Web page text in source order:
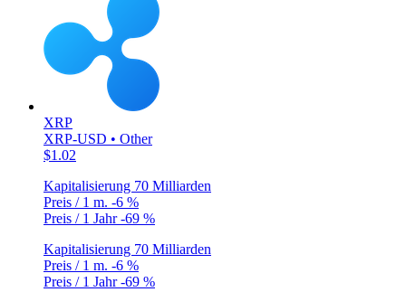
XRP
XRP-USD • Other
$1.02
Kapitalisierung 70 Milliarden
Preis / 1 m. -6 %
Preis / 1 Jahr-69 %
Kapitalisierung 70 Milliarden
Preis / 1 m. -6 %
Preis / 1 Jahr-69 %